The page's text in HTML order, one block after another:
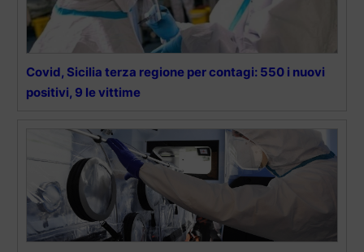
Covid, Sicilia terza regione per contagi: 550 i nuovi
positivi, 9 le vittime